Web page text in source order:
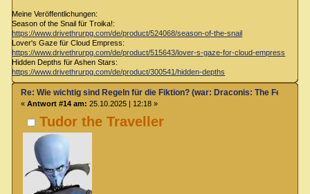
Meine Veröffentlichungen:
Season of the Snail für Troika!:
https://www.drivethrurpg.com/de/product/524068/season-of-the-snail
Lover's Gaze für Cloud Empress:
https://www.drivethrurpg.com/de/product/515643/lover-s-gaze-for-cloud-empress
Hidden Depths für Ashen Stars:
https://www.drivethrurpg.com/de/product/300541/hidden-depths
Tudor the Traveller
Re: Wie wichtig sind Regeln für die Fiktion? (war: Draconis: The Feel-
« Antwort #14 am: 25.10.2025 | 12:18 »